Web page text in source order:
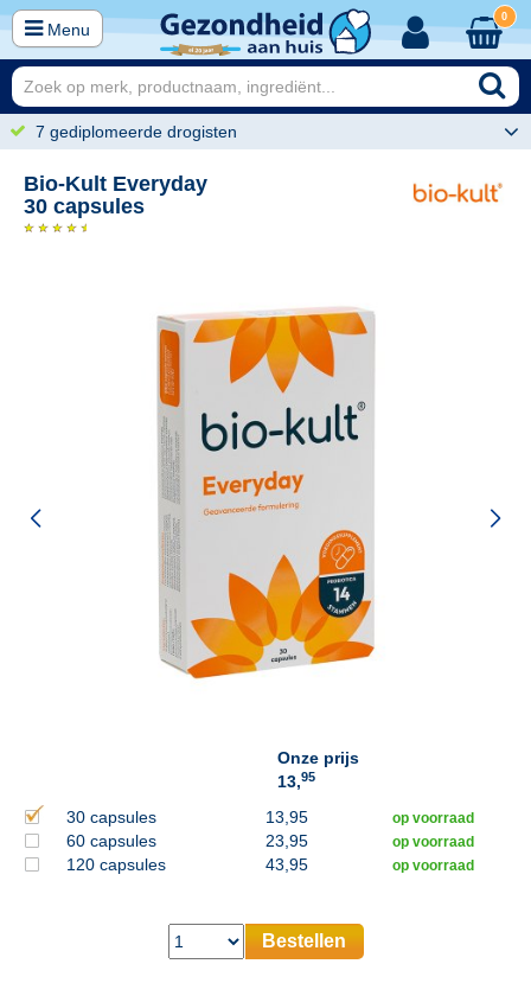
Menu
0
7 gediplomeerde drogisten
Bio-Kult Everyday
30 capsules
Onze prijs
13,95
30 capsules 13,95 op voorraad
60 capsules 23,95 op voorraad
120 capsules 43,95 op voorraad
Bestellen